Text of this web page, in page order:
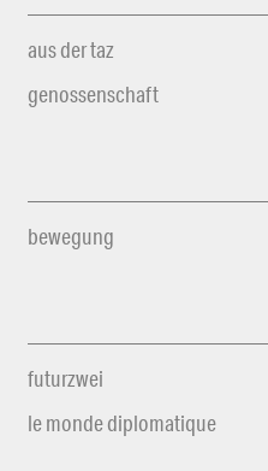
aus der taz
genossenschaft
bewegung
futurzwei
le monde diplomatique